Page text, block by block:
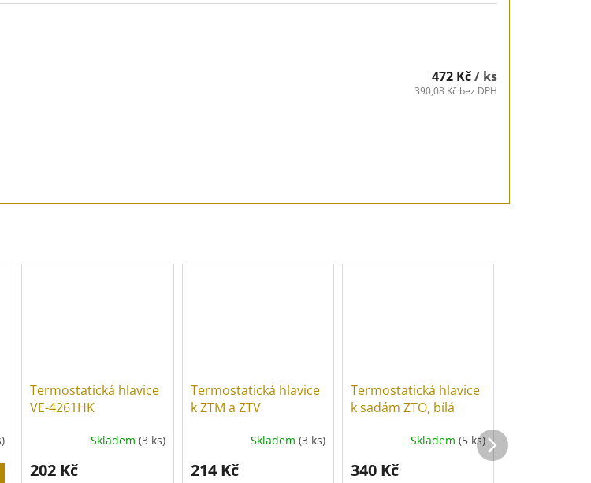
472 Kč/ ks
390,08 Kč bez DPH
Termostatická hlavice
VE-4261HK
Skladem (3 ks)
202 Kč
Termostatická hlavice
k ZTM a ZTV
Skladem (3 ks)
214 Kč
Termostatická hlavice
k sadám ZTO, bílá
Skladem (5 ks)
340 Kč